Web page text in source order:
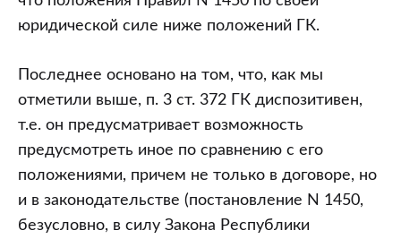
юридической силе ниже положений ГК.
Последнее основано на том, что, как мы
отметили выше, п. 3 ст. 372 ГК диспозитивен,
т.е. он предусматривает возможность
предусмотреть иное по сравнению с его
положениями, причем не только в договоре, но
и в законодательстве (постановление N 1450,
безусловно, в силу Закона Республики